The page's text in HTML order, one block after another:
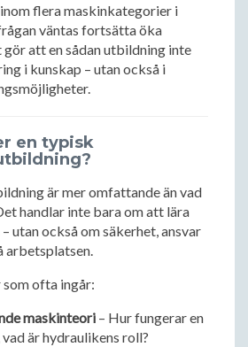
flera maskinkategorier i
väntas fortsätta öka
gör att en sådan utbildning inte
i kunskap – utan också i
en typisk
är mer omfattande än vad
handlar inte bara om att lära
utan också om säkerhet, ansvar
som ofta ingår:
maskinteori – Hur fungerar en
är hydraulikens roll?